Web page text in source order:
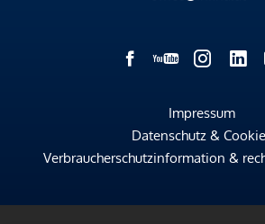
Impressum
Datenschutz &
Verbraucherschutzinformation &